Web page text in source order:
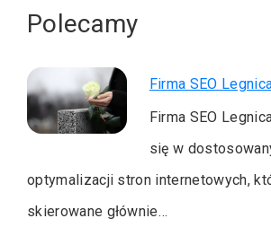
Polecamy
Firma SEO
Firma SEO
się w
optymalizacji stron internetowych,
skierowane głównie…